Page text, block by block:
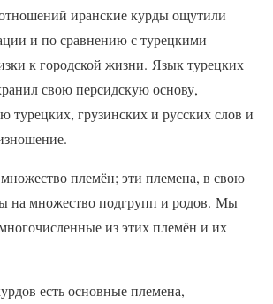
иранские курды ощутили
и по сравнению с турецкими
к городской жизни. Язык турецких
свою персидскую основу,
турецких, грузинских и русских слов и
племён; эти племена, в свою
на множество подгрупп и родов. Мы
из этих племён и их
есть основные племена,